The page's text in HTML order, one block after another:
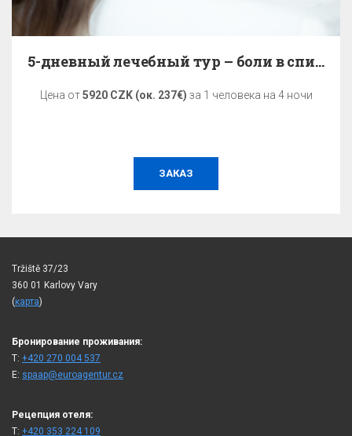
5-дневный лечебный тур – боли в спине
Цена от5920 CZK (ок. 237€) за 1 человека на 4 ночи
ЗАКАЗ
Tržiště 37/23
360 01 Karlovy Vary
(карта)
Бронирование проживания:
T: +420 270 004 537
E: spaap@euroagentur.cz
Рецепция отеля:
T: +420 353 224 109